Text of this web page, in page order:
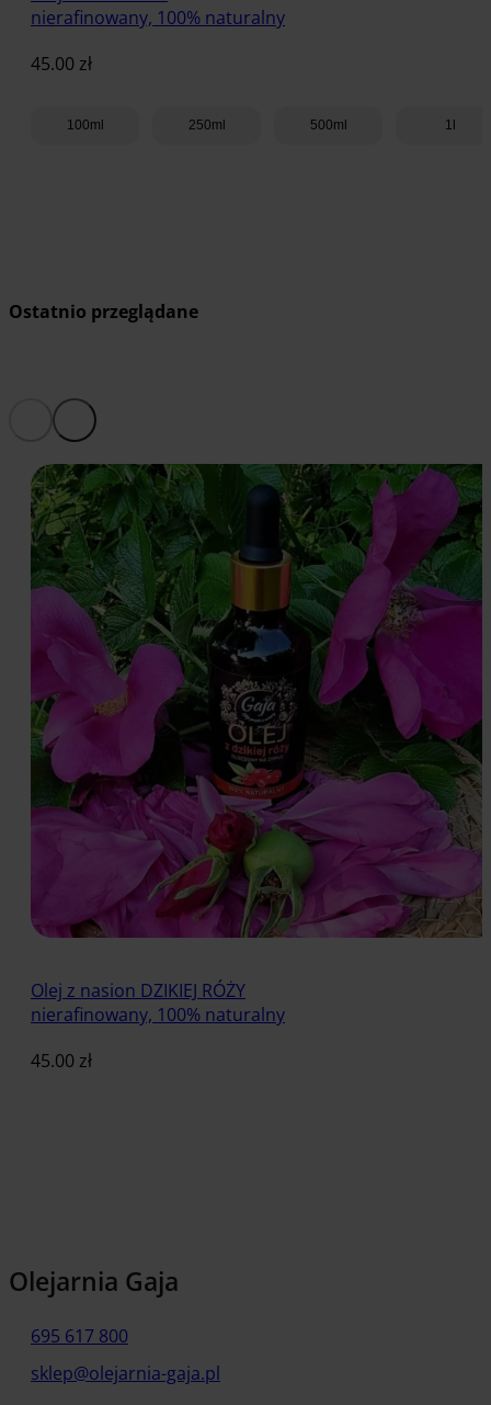
nierafinowany, 100% naturalny
45.00 zł
100ml 250ml 500ml 1l
Ostatnio przeglądane
Olej z nasion DZIKIEJ RÓŻY
nierafinowany, 100% naturalny
45.00 zł
Olejarnia Gaja
695 617 800
sklep@olejarnia-gaja.pl